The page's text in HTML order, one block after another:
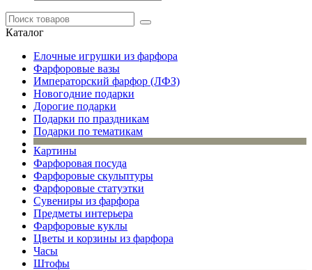
Каталог
Елочные игрушки из фарфора
Фарфоровые вазы
Императорский фарфор (ЛФЗ)
Новогодние подарки
Дорогие подарки
Подарки по праздникам
Подарки по тематикам
Картины
Фарфоровая посуда
Фарфоровые скульптуры
Фарфоровые статуэтки
Сувениры из фарфора
Предметы интерьера
Фарфоровые куклы
Цветы и корзины из фарфора
Часы
Штофы